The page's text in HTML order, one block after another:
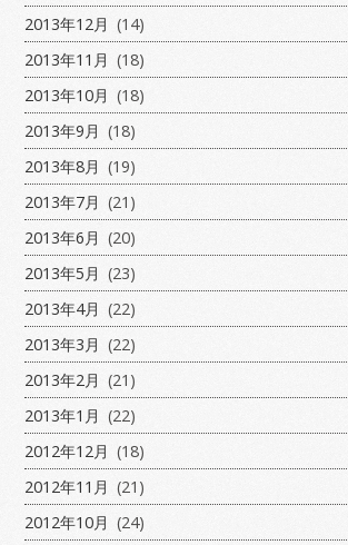
2013年12月 (14)
2013年11月 (18)
2013年10月 (18)
2013年9月 (18)
2013年8月 (19)
2013年7月 (21)
2013年6月 (20)
2013年5月 (23)
2013年4月 (22)
2013年3月 (22)
2013年2月 (21)
2013年1月 (22)
2012年12月 (18)
2012年11月 (21)
2012年10月 (24)